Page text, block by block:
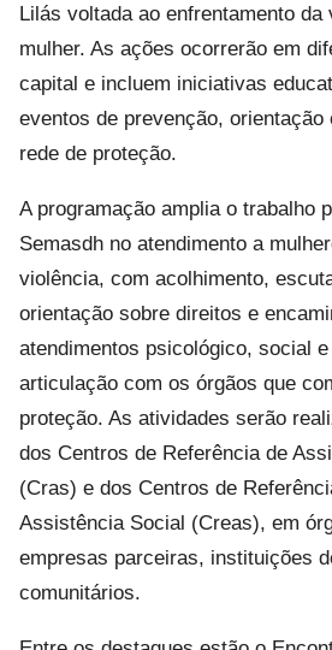
Lilás voltada ao enfrentamento da
mulher. As ações ocorrerão em
capital e incluem iniciativas
eventos de prevenção, orientação
rede de proteção.
A programação amplia o trabalho
Semasdh no atendimento a
violência, com acolhimento,
orientação sobre direitos e
atendimentos psicológico, social
articulação com os órgãos que
proteção. As atividades serão
dos Centros de Referência de
(Cras) e dos Centros de
Assistência Social (Creas), em
empresas parceiras, instituições
comunitários.